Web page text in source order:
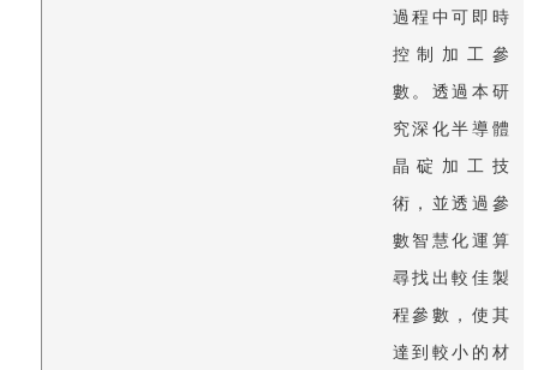
過程中可即時
控制加工參
數。透過本研
究深化半導體
晶碇加工技
術，並透過參
數智慧化運算
尋找出較佳製
程參數，使其
達到較小的材